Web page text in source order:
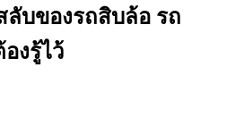
บของรถสิบล้อ รถ
งรู้ไว้